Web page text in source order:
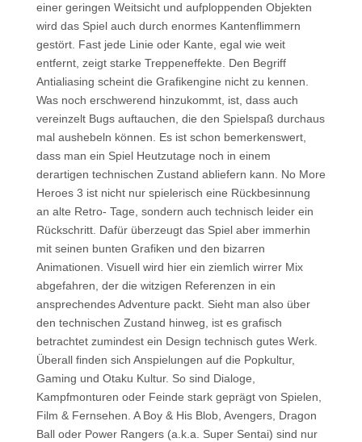
einer geringen Weitsicht und aufploppenden Objekten
wird das Spiel auch durch enormes Kantenflimmern
gestört. Fast jede Linie oder Kante, egal wie weit
entfernt, zeigt starke Treppeneffekte. Den Begriff
Antialiasing scheint die Grafikengine nicht zu kennen.
Was noch erschwerend hinzukommt, ist, dass auch
vereinzelt Bugs auftauchen, die den Spielspaß durchaus
mal aushebeln können. Es ist schon bemerkenswert,
dass man ein Spiel Heutzutage noch in einem
derartigen technischen Zustand abliefern kann. No More
Heroes 3 ist nicht nur spielerisch eine Rückbesinnung
an alte Retro- Tage, sondern auch technisch leider ein
Rückschritt. Dafür überzeugt das Spiel aber immerhin
mit seinen bunten Grafiken und den bizarren
Animationen. Visuell wird hier ein ziemlich wirrer Mix
abgefahren, der die witzigen Referenzen in ein
ansprechendes Adventure packt. Sieht man also über
den technischen Zustand hinweg, ist es grafisch
betrachtet zumindest ein Design technisch gutes Werk.
Überall finden sich Anspielungen auf die Popkultur,
Gaming und Otaku Kultur. So sind Dialoge,
Kampfmonturen oder Feinde stark geprägt von Spielen,
Film & Fernsehen. A Boy & His Blob, Avengers, Dragon
Ball oder Power Rangers (a.k.a. Super Sentai) sind nur